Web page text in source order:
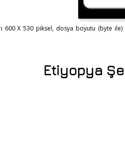
600 X 530 piksel, dosya boyutu (byte
Etiyopya